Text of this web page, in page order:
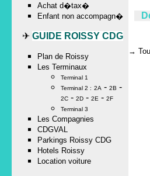
→
Achat d�tax�
Enfant non accompagn�
✈ GUIDE ROISSY CDG
Plan de Roissy
Les Terminaux
Terminal 1
Terminal 2 : 2A - 2B -
2C - 2D - 2E - 2F
Terminal 3
Les Compagnies
CDGVAL
Parkings Roissy CDG
Hotels Roissy
Location voiture